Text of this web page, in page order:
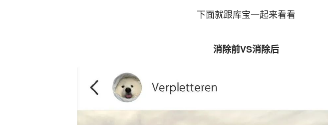
下面就跟库宝一起来看看
消除前VS消除后